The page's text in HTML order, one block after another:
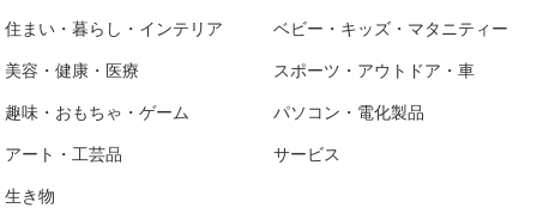
住まい・暮らし・インテリア ベビー・キッズ・マタニティー
美容・健康・医療 スポーツ・アウトドア・車
趣味・おもちゃ・ゲーム パソコン・電化製品
アート・工芸品 サービス
生き物